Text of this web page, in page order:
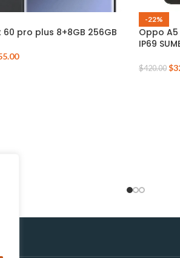
60 pro plus 8+8GB 256GB
-22%
Oppo A5
IP69
$420.00 $